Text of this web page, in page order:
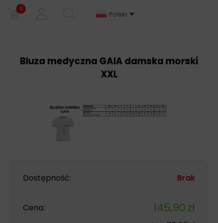
0
Polski
Bluza medyczna GAIA damska morski
XXL
Dostępność: Brak
Cena: 145,90zł